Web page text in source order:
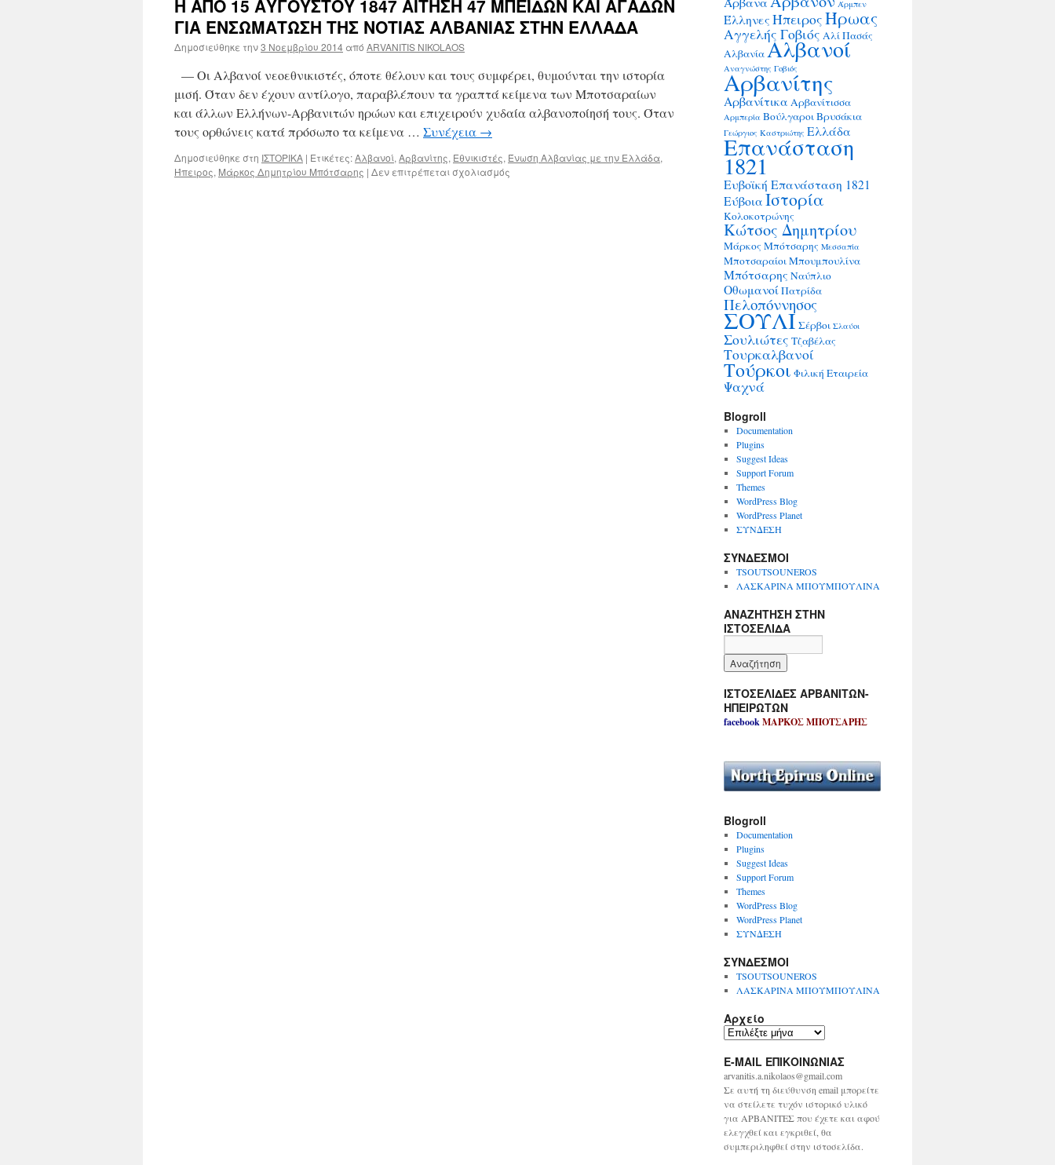
Η ΑΠΟ 15 ΑΥΓΟΥΣΤΟΥ 1847 ΑΙΤΗΣΗ 47 ΜΠΕΪΔΩΝ ΚΑΙ ΑΓΑΔΩΝ
ΓΙΑ ΕΝΣΩΜΑΤΩΣΗ ΤΗΣ ΝΟΤΙΑΣ ΑΛΒΑΝΙΑΣ ΣΤΗΝ ΕΛΛΑΔΑ
Δημοσιεύθηκε την3 Νοεμβρίου 2014 από ARVANITIS NIKOLAOS
— Οι Αλβανοί νεοεθνικιστές, όποτε θέλουν και τους συμφέρει, θυμούνται την ιστορία
μισή. Όταν δεν έχουν αντίλογο, παραβλέπουν τα γραπτά κείμενα των Μποτσαραίων
και άλλων Ελλήνων-Αρβανιτών ηρώων και επιχειρούν χυδαία αλβανοποίησή τους. Όταν
τους ορθώνεις κατά πρόσωπο τα κείμενα … Συνέχεια →
Δημοσιεύθηκε στη ΙΣΤΟΡΙΚΑ | Ετικέτες:Αλβανοί, Αρβανίτης, Εθνικιστές, Ένωση Αλβανίας με την Ελλάδα,
Ήπειρος, Μάρκος Δημητρίου Μπότσαρης | Δεν επιτρέπεται σχολιασμός
Άρμπεν
Έλληνες ΉπειροςΉρωας
Αγγελής Γοβιός Αλί Πασάς
ΑλβανίαΑλβανοί
Αναγνώστης Γοβιός
Αρβανίτης
Αρβανίτικα Αρβανίτισσα
Αρμπερία ΒούλγαροιΒρυσάκια
Γεώργιος Καστριώτης Ελλάδα
Επανάσταση
1821
Ευβοϊκή Επανάσταση 1821
Εύβοια Ιστορία
Κολοκοτρώνης
Κώτσος Δημητρίου
Μάρκος Μπότσαρης Μεσσαπία
ΜποτσαραίοιΜπουμπουλίνα
Μπότσαρης Ναύπλιο
ΟθωμανοίΠατρίδα
Πελοπόννησος
ΣΟΥΛΙ Σέρβοι Σλαύοι
Σουλιώτες Τζαβέλας
Τουρκαλβανοί
Τούρκοι Φιλική Εταιρεία
Ψαχνά
Blogroll
Documentation
Plugins
Suggest Ideas
Support Forum
Themes
WordPress Blog
WordPress Planet
ΣΥΝΔΕΣΗ
ΣΥΝΔΕΣΜΟΙ
TSOUTSOUNEROS
ΛΑΣΚΑΡΙΝΑ ΜΠΟΥΜΠΟΥΛΙΝΑ
ΑΝΑΖΗΤΗΣΗ ΣΤΗΝ
ΙΣΤΟΣΕΛΙΔΑ
ΙΣΤΟΣΕΛΙΔΕΣ ΑΡΒΑΝΙΤΩΝ-
ΗΠΕΙΡΩΤΩΝ
facebookΜΑΡΚΟΣ ΜΠΟΤΣΑΡΗΣ
Blogroll
Documentation
Plugins
Suggest Ideas
Support Forum
Themes
WordPress Blog
WordPress Planet
ΣΥΝΔΕΣΗ
ΣΥΝΔΕΣΜΟΙ
TSOUTSOUNEROS
ΛΑΣΚΑΡΙΝΑ ΜΠΟΥΜΠΟΥΛΙΝΑ
Αρχείο
Α
χ
ε
ί
ο
E-MAIL ΕΠΙΚΟΙΝΩΝΙΑΣ
arvanitis.a.nikolaos@gmail.com
Σε αυτή τη διεύθυνση email μπορείτε
να στείλετε τυχόν ιστορικό υλικό
για ΑΡΒΑΝΙΤΕΣ που έχετε και αφού
ελεγχθεί και εγκριθεί, θα
συμπεριληφθεί στην ιστοσελίδα.